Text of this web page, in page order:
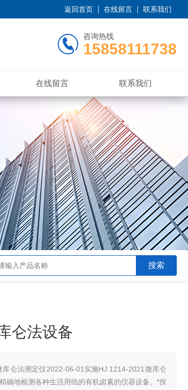
返回首页 在线留言 联系我们
咨询热线
15858111738
在线留言 联系我们
仑法设备
仑法测定仪2022-06-01实施HJ 1214-2021微库仑
确地检测各种生活用纸的有机卤素的仪器设备。*按